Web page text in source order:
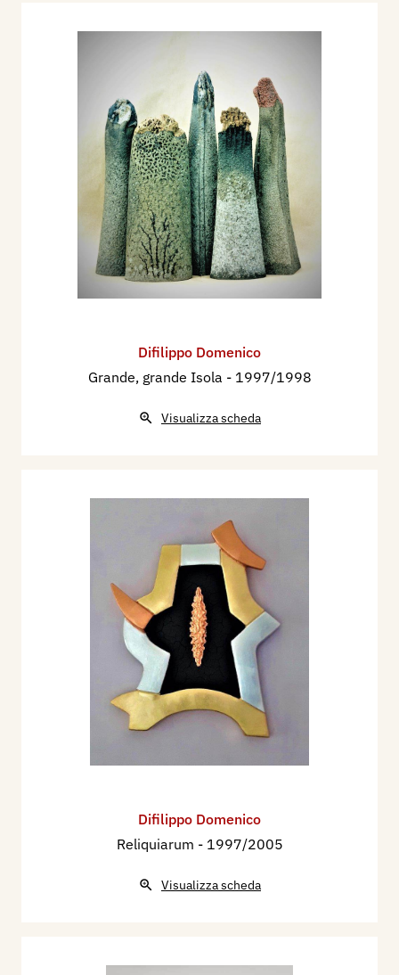
Difilippo Domenico
Grande, grande Isola - 1997/1998
Visualizza scheda
Difilippo Domenico
Reliquiarum - 1997/2005
Visualizza scheda